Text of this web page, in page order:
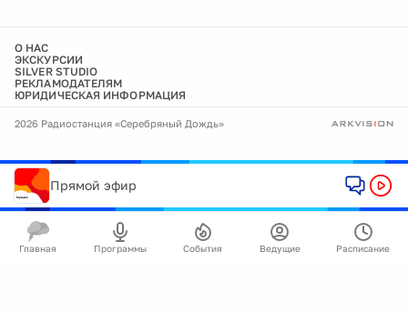
О НАС
ЭКСКУРСИИ
SILVER STUDIO
РЕКЛАМОДАТЕЛЯМ
ЮРИДИЧЕСКАЯ ИНФОРМАЦИЯ
2026 Радиостанция «Серебряный Дождь»
Прямой эфир
Главная Программы События Ведущие Расписание